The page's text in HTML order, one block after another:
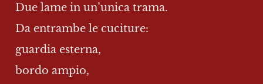
Due lame in un’unica trama.
Da entrambe le cuciture:
guardia esterna,
bordo ampio,